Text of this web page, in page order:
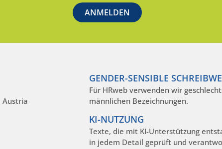
Austria
GENDER-SENSIBLE
Für HRweb verwenden wir
männlichen Bezeichnungen.
KI-NUTZUNG
Texte, die mit KI-Unterstützung
in jedem Detail geprüft und